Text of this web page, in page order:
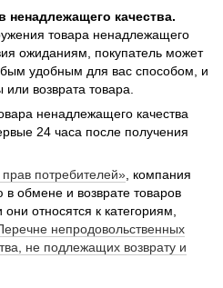
ненадлежащего качества.
товара ненадлежащего
ожиданиям, покупатель может
удобным для вас способом, и
возврата товара.
ненадлежащего качества
24 часа после получения
потребителей» , компания
в обмене и возврате товаров
относятся к категориям,
непродовольственных
не подлежащих возврату и